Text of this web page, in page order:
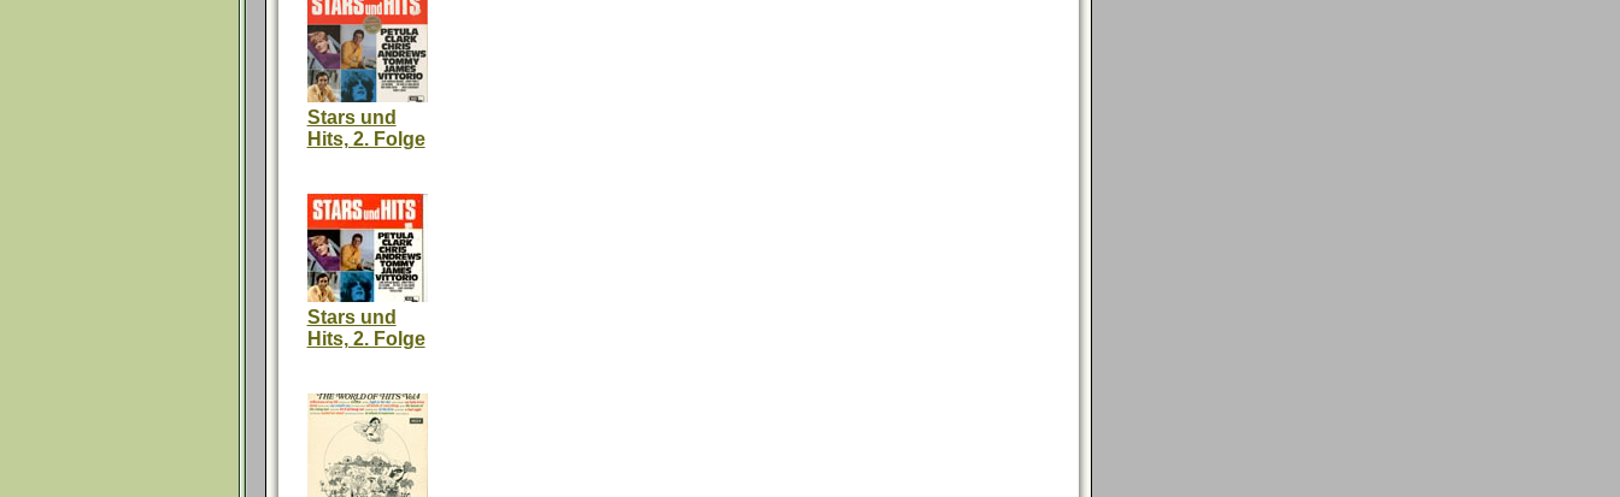
Stars und
Hits, 2. Folge
Stars und
Hits, 2. Folge